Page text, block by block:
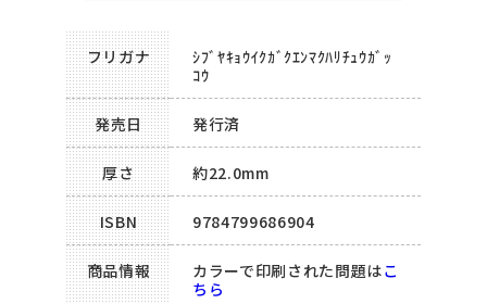
フリガナ
ｼﾌﾞﾔｷｮｳｲｸｶﾞｸｴﾝﾏｸﾊﾘﾁｭｳｶﾞｯ
ｺｳ
発売日 発行済
厚さ 約22.0mm
ISBN 9784799686904
商品情報 カラーで印刷された問題はこ
ちら